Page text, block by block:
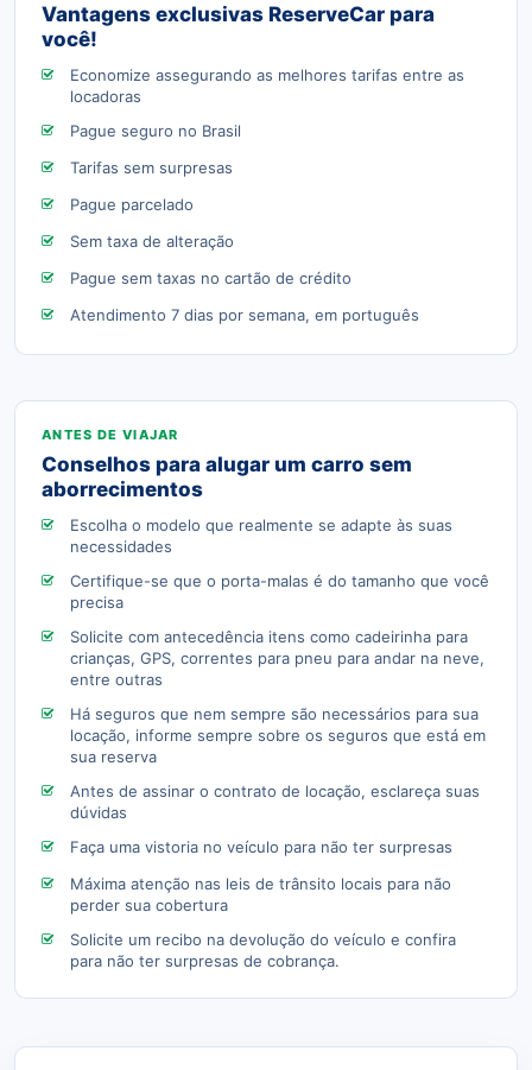
Vantagens exclusivas ReserveCar para
você!
Economize assegurando as melhores tarifas entre as
locadoras
Pague seguro no Brasil
Tarifas sem surpresas
Pague parcelado
Sem taxa de alteração
Pague sem taxas no cartão de crédito
Atendimento 7 dias por semana, em português
Conselhos para alugar um carro sem
aborrecimentos
Escolha o modelo que realmente se adapte às suas
necessidades
Certifique-se que o porta-malas é do tamanho que você
precisa
Solicite com antecedência itens como cadeirinha para
crianças, GPS, correntes para pneu para andar na neve,
entre outras
Há seguros que nem sempre são necessários para sua
locação, informe sempre sobre os seguros que está em
sua reserva
Antes de assinar o contrato de locação, esclareça suas
dúvidas
Faça uma vistoria no veículo para não ter surpresas
Máxima atenção nas leis de trânsito locais para não
perder sua cobertura
Solicite um recibo na devolução do veículo e confira
para não ter surpresas de cobrança.